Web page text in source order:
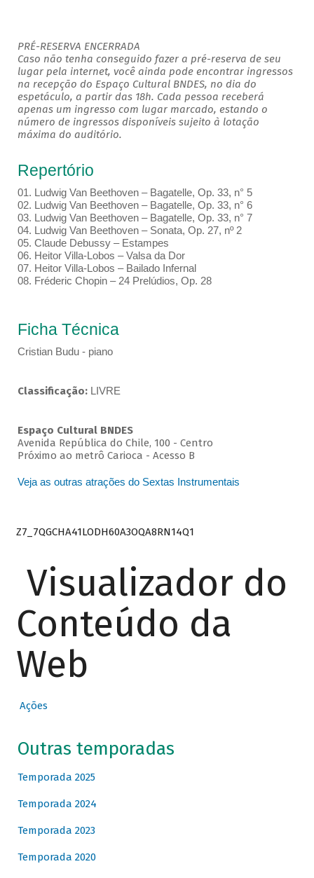
PRÉ-RESERVA ENCERRADA
Caso não tenha conseguido fazer a pré-reserva de seu
lugar pela internet, você ainda pode encontrar ingressos
na recepção do Espaço Cultural BNDES, no dia do
espetáculo, a partir das 18h. Cada pessoa receberá
apenas um ingresso com lugar marcado, estando o
número de ingressos disponíveis sujeito à lotação
máxima do auditório.
Repertório
01. Ludwig Van Beethoven – Bagatelle, Op. 33, n° 5
02. Ludwig Van Beethoven – Bagatelle, Op. 33, n° 6
03. Ludwig Van Beethoven – Bagatelle, Op. 33, n° 7
04. Ludwig Van Beethoven – Sonata, Op. 27, nº 2
05. Claude Debussy – Estampes
06. Heitor Villa-Lobos – Valsa da Dor
07. Heitor Villa-Lobos – Bailado Infernal
08. Fréderic Chopin – 24 Prelúdios, Op. 28
Ficha Técnica
Cristian Budu - piano
Classificação: LIVRE
Espaço Cultural BNDES
Avenida República do Chile, 100 - Centro
Próximo ao metrô Carioca - Acesso B
Veja as outras atrações do Sextas Instrumentais
Z7_7QGCHA41LODH60A3OQA8RN14Q1
Visualizador do
Conteúdo da
Web
Ações
Outras temporadas
Temporada 2025
Temporada 2024
Temporada 2023
Temporada 2020